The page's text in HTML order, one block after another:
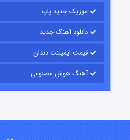
شوگر فصل ۲
موزیک جدید پاپ
دانلود آهنگ جدید
قیمت ایمپلنت دندان
آهنگ هوش مصنوعی